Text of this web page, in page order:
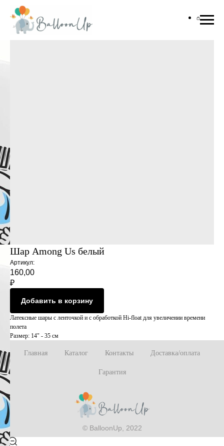
Шар Among Us белый
Артикул:
160,00
₽
Добавить в корзину
Латексные шары с ленточкой и с обработкой Hi-float для увеличении времени
полета
Размер: 14" - 35 см
Главная Каталог Контакты Доставка/оплата
Гарантия
© BalloonUp, 2022